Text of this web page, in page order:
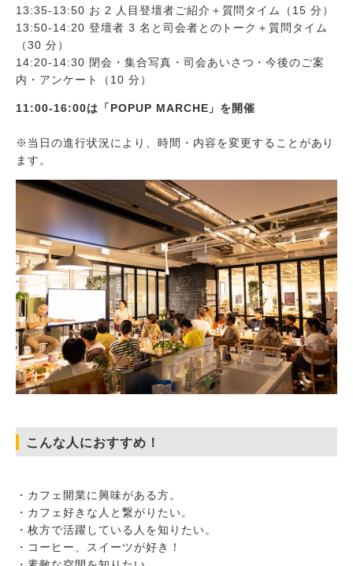
13:35-13:50 お 2 人目登壇者ご紹介＋質問タイム（15 分）
13:50-14:20 登壇者 3 名と司会者とのトーク＋質問タイム
（30 分）
14:20-14:30 閉会・集合写真・司会あいさつ・今後のご案
内・アンケート（10 分）
11:00-16:00は「POPUP MARCHE」を開催
※当日の進行状況により、時間・内容を変更することがあり
ます。
こんな人におすすめ！
・カフェ開業に興味がある方。
・カフェ好きな人と繋がりたい。
・枚方で活躍している人を知りたい。
・コーヒー、スイーツが好き！